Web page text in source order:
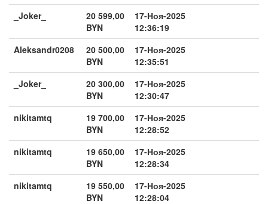
_Joker_
20 599,00
BYN
17-Ноя-2025
12:36:19
Aleksandr0208
20 500,00
BYN
17-Ноя-2025
12:35:51
_Joker_
20 300,00
BYN
17-Ноя-2025
12:30:47
nikitamtq
19 700,00
BYN
17-Ноя-2025
12:28:52
nikitamtq
19 650,00
BYN
17-Ноя-2025
12:28:34
nikitamtq
19 550,00
BYN
17-Ноя-2025
12:28:04